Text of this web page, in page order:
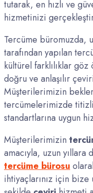
tutarak, en hızlı ve
hizmetinizi
Tercüme büromuzda,
tarafından yapılan
kültürel farklılıklar
doğru ve anlaşılır
Müşterilerimizin
tercümelerimizde
standartlarına uygun
Müşterilerimizin
amacıyla, uzun
tercüme bürosu
ihtiyaçlarınız için